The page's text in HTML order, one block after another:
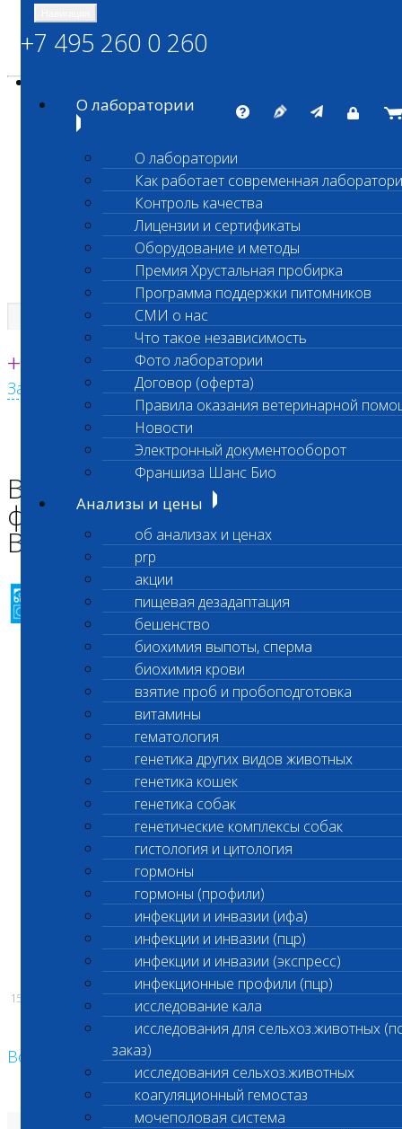
ШАНС БИО
Независимая ветеринарная лаборатория
Единая круглосуточная справочная
+7 495 260 0 260
Заказать звонок с сайта
+7 495 260 0 260
О лаборатории
О лаборатории
Как работает современная
Контроль качества
Лицензии и сертификаты
Оборудование и методы
Премия Хрустальная пробирка
Программа поддержки питомников
СМИ о нас
Что такое независимость
Фото лаборатории
Договор (оферта)
Правила оказания ветеринарной
Новости
Электронный документооборот
Франшиза Шанс Био
Анализы и цены
об анализах и ценах
prp
акции
пищевая дезадаптация
бешенство
биохимия выпоты, сперма
биохимия крови
взятие проб и пробоподготовка
витамины
гематология
генетика других видов животных
генетика кошек
генетика собак
генетические комплексы собак
гистология и цитология
гормоны
гормоны (профили)
инфекции и инвазии (ифа)
инфекции и инвазии (пцр)
инфекции и инвазии (экспресс)
инфекционные профили (пцр)
исследование кала
исследования для сельхоз.животных
заказ)
исследования сельхоз.животных
коагуляционный гемостаз
мочеполовая система
Главная страница
Восстановление работы филиалов Люберцы и Вешняки!
Восстановление работы
филиалов Люберцы и
Вешняки!
Уважаемые клиенты
лаборатории!
Рады сообщить вам, что с 16 мая
лаборатории на Вешняковской и в
Люберцах работают в обычном режиме
С 10:00 до 22:00
15.05.2020
Возврат к списку